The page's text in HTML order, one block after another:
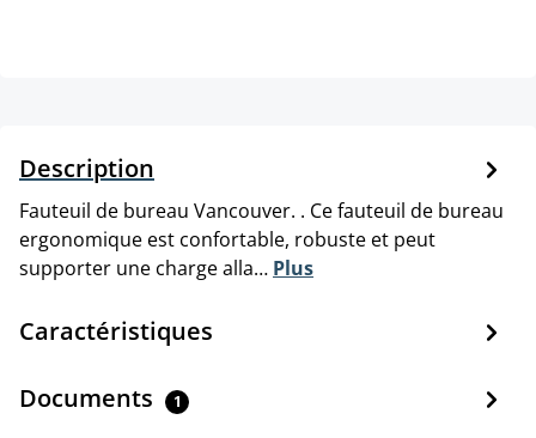
Description
Fauteuil de bureau Vancouver. . Ce fauteuil de bureau
ergonomique est confortable, robuste et peut
supporter une charge alla… Plus
Caractéristiques
Documents 1